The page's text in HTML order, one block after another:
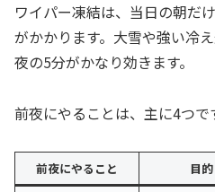
ワイパー凍結は、当日の朝だ
がかかります。大雪や強い冷
夜の5分がかなり効きます。
前夜にやることは、主に4つで
前夜にやること 目的